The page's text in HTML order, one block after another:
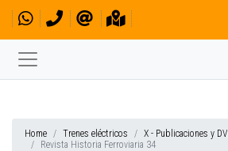
Home Trenes eléctricos
X - Publicaciones y
Revista Historia Ferroviaria 34